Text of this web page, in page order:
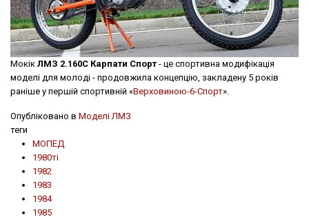
Мокік ЛМЗ 2.160С Карпати Спорт - це спортивна модифікація
моделі для молоді - продовжила концепцію, закладену 5 років
раніше у першій спортивній «Верховиною-6-Спорт».
Опубліковано в Моделі ЛМЗ
теги
МОПЕД
1980ті
1982
1983
1984
1985